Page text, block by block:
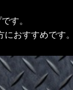
す。
おすすめです。